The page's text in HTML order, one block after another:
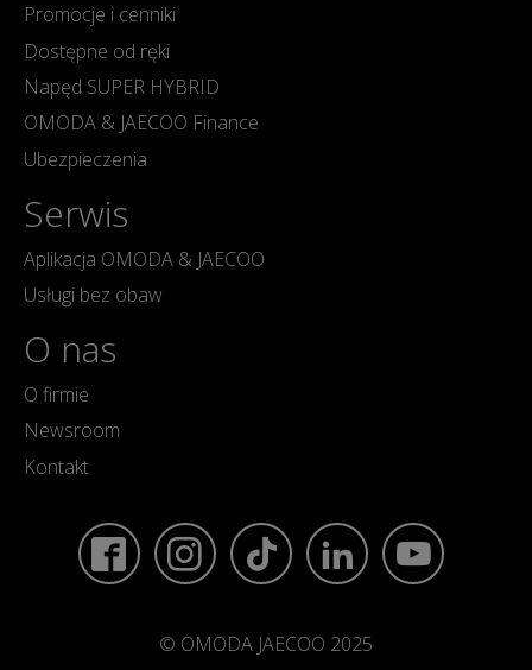
Promocje i cenniki
Dostępne od ręki
Napęd SUPER HYBRID
OMODA & JAECOO Finance
Ubezpieczenia
Serwis
Aplikacja OMODA & JAECOO
Usługi bez obaw
O nas
O firmie
Newsroom
Kontakt
© OMODA JAECOO 2025